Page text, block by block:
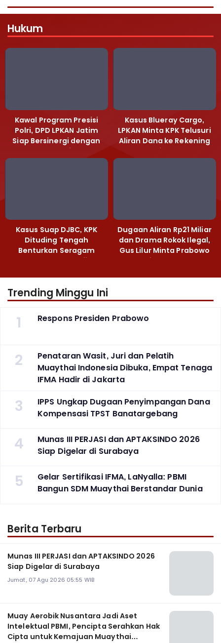
Hukum
Kawal Program Presisi
Polri, DPD LPKAN Jatim
Siap Bersinergi dengan
Polda Jatim
Kasus Blueray Cargo,
LPKAN Minta KPK Telusuri
Aliran Dana ke Rekening
Heri Black
Kasus Suap DJBC, KPK
Dituding Tengah
Benturkan Seragam
Cokelat dengan Hijau
Dugaan Aliran Rp21 Miliar
dan Drama Rokok Ilegal,
Gus Lilur Minta Prabowo
Bertindak Tegas
Trending Minggu Ini
1 Respons Presiden Prabowo
2
Penataran Wasit, Juri dan Pelatih
Muaythai Indonesia Dibuka, Empat Tenaga
IFMA Hadir di Jakarta
3
IPPS Ungkap Dugaan Penyimpangan Dana
Kompensasi TPST Banatargebang
4
Munas III PERJASI dan APTAKSINDO 2026
Siap Digelar di Surabaya
5
Gelar Sertifikasi IFMA, LaNyalla: PBMI
Bangun SDM Muaythai Berstandar Dunia
Berita Terbaru
Munas III PERJASI dan APTAKSINDO 2026
Siap Digelar di Surabaya
Jumat, 07 Agu 2026 05:55 WIB
Muay Aerobik Nusantara Jadi Aset
Intelektual PBMI, Pencipta Serahkan Hak
Cipta untuk Kemajuan Muaythai